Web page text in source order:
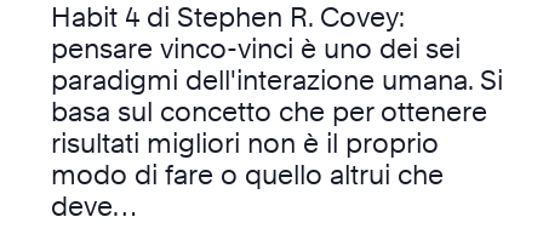
Habit 4 di Stephen R. Covey:
pensare vinco-vinci è uno dei sei
paradigmi dell'interazione umana. Si
basa sul concetto che per ottenere
risultati migliori non è il proprio
modo di fare o quello altrui che
deve…